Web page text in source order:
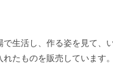
生活し、作る姿を見て、
たものを販売しています。